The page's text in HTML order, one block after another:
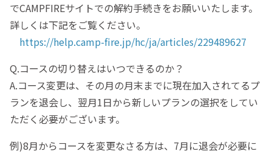
でCAMPFIREサイトでの解約手続きをお願いいたします。
詳しくは下記をご覧ください。
https://help.camp-fire.jp/hc/ja/articles/229489627
Q.コースの切り替えはいつできるのか？
A.コース変更は、その月の月末までに現在加入されてるプ
ランを退会し、翌月1日から新しいプランの選択をしてい
ただく必要がございます。
例)8月からコースを変更なさる方は、7月に退会が必要に